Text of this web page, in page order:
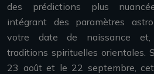
des prédictions plus
intégrant des paramètres
votre date de naissance et,
traditions spirituelles orientales.
23 août et le 22 septembre,